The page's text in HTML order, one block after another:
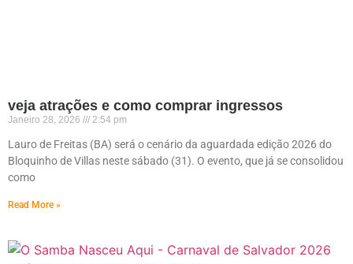
veja atrações e como comprar ingressos
Janeiro 28, 2026 2:54 pm
Lauro de Freitas (BA) será o cenário da aguardada edição 2026 do
Bloquinho de Villas neste sábado (31). O evento, que já se consolidou
como
Read More »